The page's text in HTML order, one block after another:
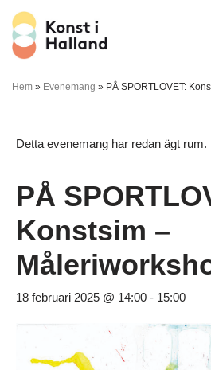
Hoppa
till
innehåll
Hem » Evenemang » PÅ SPORTLOVET:
Detta evenemang har redan ägt rum.
PÅ
Konstsim –
18 februari 2025 @ 14:00 - 15:00